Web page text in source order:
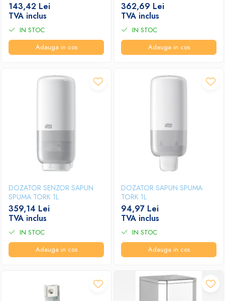
143,42 Lei
TVA inclus
IN STOC
Adauga in cos
362,69 Lei
TVA inclus
IN STOC
Adauga in cos
DOZATOR SENZOR SAPUN
SPUMA TORK 1L
359,14 Lei
TVA inclus
IN STOC
Adauga in cos
DOZATOR SAPUN SPUMA
TORK 1L
94,97 Lei
TVA inclus
IN STOC
Adauga in cos